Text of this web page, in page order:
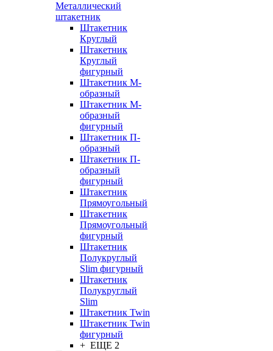
Металлический
штакетник
Штакетник
Круглый
Штакетник
Круглый
фигурный
Штакетник М-
образный
Штакетник М-
образный
фигурный
Штакетник П-
образный
Штакетник П-
образный
фигурный
Штакетник
Прямоугольный
Штакетник
Прямоугольный
фигурный
Штакетник
Полукруглый
Slim фигурный
Штакетник
Полукруглый
Slim
Штакетник Twin
Штакетник Twin
фигурный
+ ЕЩЕ 2